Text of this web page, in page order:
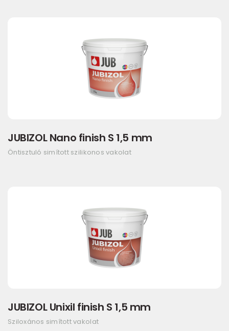
JUBIZOL Nano finish S 1,5 mm
Öntisztuló simított szilikonos vakolat
JUBIZOL Unixil finish S 1,5 mm
Sziloxános simított vakolat